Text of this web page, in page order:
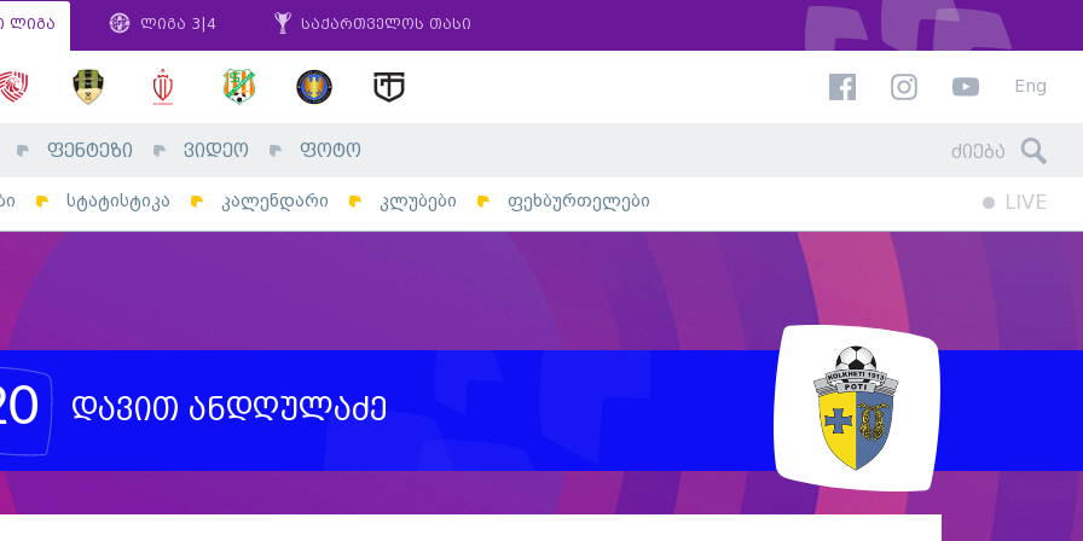
ლიგა ლიგა 3|4 საქართველოს თასი
Eng
ფენტეზი ვიდეო ფოტო
სტატისტიკა კალენდარი კლუბები ფეხბურთელები LIVE
დავით ანდღულაძე